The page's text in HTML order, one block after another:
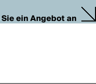
ein Angebot an